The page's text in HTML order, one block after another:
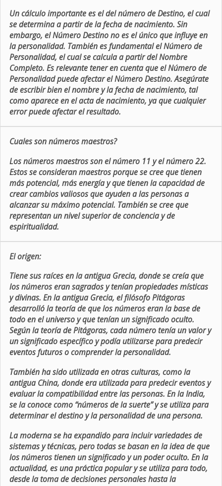
Un cálculo importante es el del número de Destino, el cual
se determina a partir de la fecha de nacimiento. Sin
embargo, el Número Destino no es el único que influye en
la personalidad. También es fundamental el Número de
Personalidad, el cual se calcula a partir del Nombre
Completo. Es relevante tener en cuenta que el Número de
Personalidad puede afectar el Número Destino. Asegúrate
de escribir bien el nombre y la fecha de nacimiento, tal
como aparece en el acta de nacimiento, ya que cualquier
error puede afectar el resultado.
Cuales son números maestros?
Los números maestros son el número 11 y el número 22.
Estos se consideran maestros porque se cree que tienen
más potencial, más energía y que tienen la capacidad de
crear cambios valiosos que ayuden a las personas a
alcanzar su máximo potencial. También se cree que
representan un nivel superior de conciencia y de
espiritualidad.
El origen:
Tiene sus raíces en la antigua Grecia, donde se creía que
los números eran sagrados y tenían propiedades místicas
y divinas. En la antigua Grecia, el filósofo Pitágoras
desarrolló la teoría de que los números eran la base de
todo en el universo y que tenían un significado oculto.
Según la teoría de Pitágoras, cada número tenía un valor y
un significado específico y podía utilizarse para predecir
eventos futuros o comprender la personalidad.
También ha sido utilizada en otras culturas, como la
antigua China, donde era utilizada para predecir eventos y
evaluar la compatibilidad entre las personas. En la India,
se la conoce como “números de la suerte” y se utiliza para
determinar el destino y la personalidad de una persona.
La moderna se ha expandido para incluir variedades de
sistemas y técnicas, pero todas se basan en la idea de que
los números tienen un significado y un poder oculto. En la
actualidad, es una práctica popular y se utiliza para todo,
desde la toma de decisiones personales hasta la